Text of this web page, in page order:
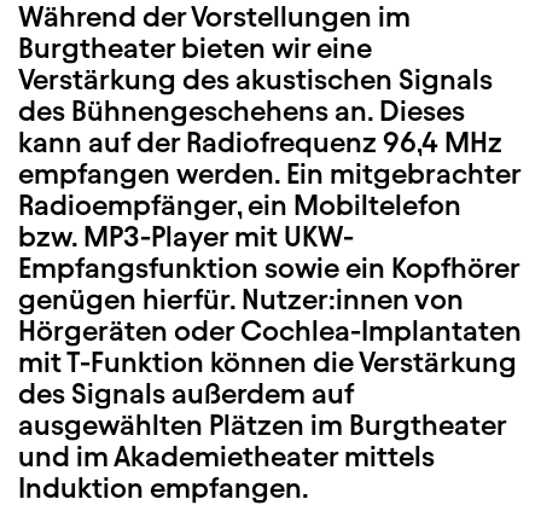
Während der Vorstellungen im
Burgtheater bieten wir eine
Verstärkung des akustischen Signals
des Bühnengeschehens an. Dieses
kann auf der Radiofrequenz 96,4 MHz
empfangen werden. Ein mitgebrachter
Radioempfänger, ein Mobiltelefon
bzw. MP3-Player mit UKW-
Empfangsfunktion sowie ein Kopfhörer
genügen hierfür. Nutzer:innen von
Hörgeräten oder Cochlea-Implantaten
mit T-Funktion können die Verstärkung
des Signals außerdem auf
ausgewählten Plätzen im Burgtheater
und im Akademietheater mittels
Induktion empfangen.